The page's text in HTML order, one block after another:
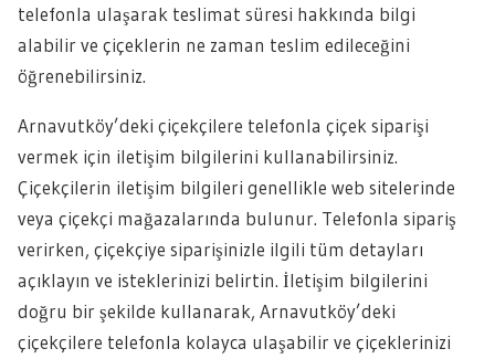
telefonla ulaşarak teslimat süresi hakkında bilgi
alabilir ve çiçeklerin ne zaman teslim edileceğini
öğrenebilirsiniz.
Arnavutköy’deki çiçekçilere telefonla çiçek siparişi
vermek için iletişim bilgilerini kullanabilirsiniz.
Çiçekçilerin iletişim bilgileri genellikle web sitelerinde
veya çiçekçi mağazalarında bulunur. Telefonla sipariş
verirken, çiçekçiye siparişinizle ilgili tüm detayları
açıklayın ve isteklerinizi belirtin. İletişim bilgilerini
doğru bir şekilde kullanarak, Arnavutköy’deki
çiçekçilere telefonla kolayca ulaşabilir ve çiçeklerinizi